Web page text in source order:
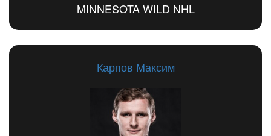
MINNESOTA WILD NHL
Карпов Максим